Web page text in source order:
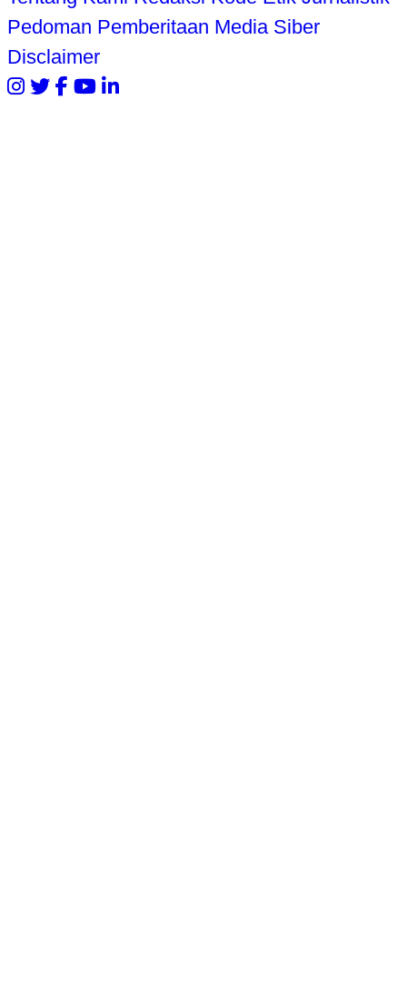
Pedoman Pemberitaan Media Siber
Disclaimer